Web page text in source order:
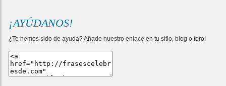
¡AYÚDANOS!
¿Te hemos sido de ayuda? Añade nuestro enlace en tu sitio, blog o foro!